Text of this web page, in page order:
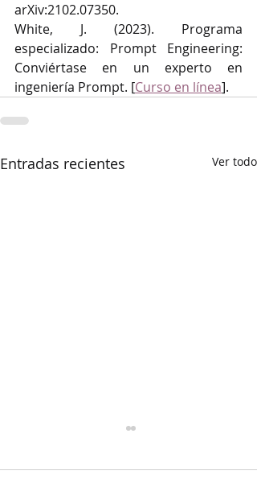
arXiv:2102.07350.
White, J. (2023). Programa
especializado: Prompt Engineering:
Conviértase en un experto en
ingeniería Prompt. [Curso en línea].
Entradas recientes Ver todo